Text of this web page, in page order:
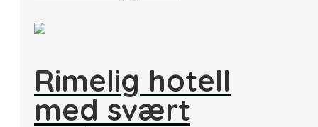
Rimelig hotell
med svært